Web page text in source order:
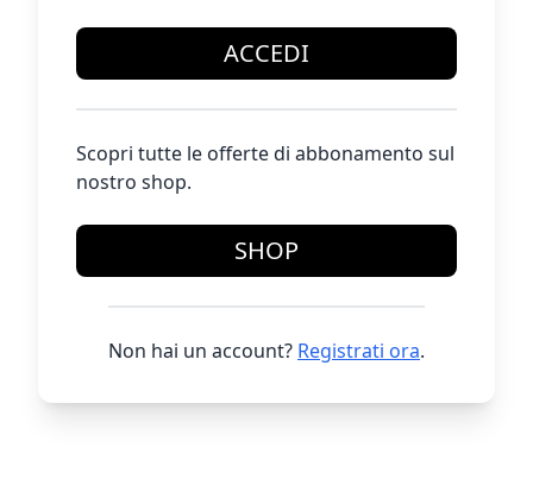
ACCEDI
Scopri tutte le offerte di abbonamento sul
nostro shop.
SHOP
Non hai un account? Registrati ora.